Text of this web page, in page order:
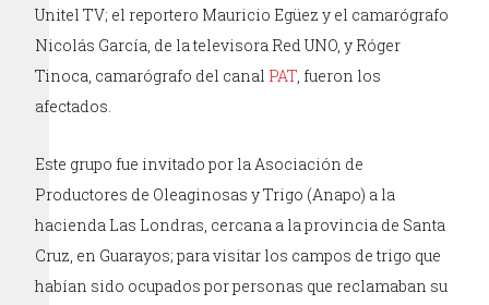
Unitel TV; el reportero Mauricio Egüez y el camarógrafo
Nicolás García, de la televisora Red UNO, y Róger
Tinoca, camarógrafo del canal PAT, fueron los
afectados.
Este grupo fue invitado por la Asociación de
Productores de Oleaginosas y Trigo (Anapo) a la
hacienda Las Londras, cercana a la provincia de Santa
Cruz, en Guarayos; para visitar los campos de trigo que
habían sido ocupados por personas que reclamaban su